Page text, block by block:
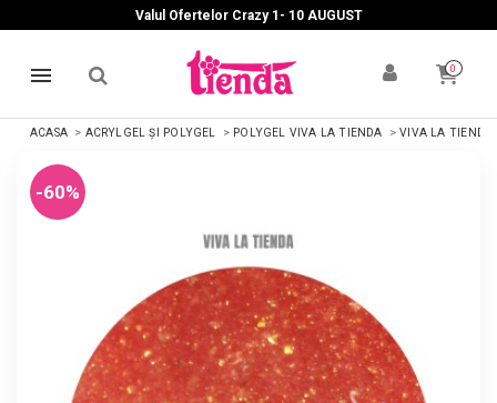
Valul Ofertelor Crazy 1- 10 AUGUST
0
ACASA ACRYLGEL ȘI POLYGEL POLYGEL VIVA LA TIENDA VIVA LA TIENDA
-60%